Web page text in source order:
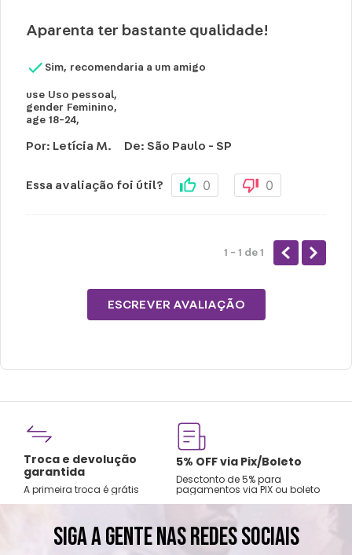
Não passar sobre a estampa
Não alvejar
Não centrifugar ou utilizar máquina
secadora
Temperatura máxima de lavagem de 30°C
Não limpar a seco.
Aparenta ter bastante qualidade!
Sim, recomendaria a um amigo
use Uso pessoal,
gender Feminino,
age 18-24,
Por: Letícia M. De: São Paulo - SP
Essa avaliação foi útil? 0 0
1 - 1 de 1
ESCREVER AVALIAÇÃO
Troca e devolução
garantida
A primeira troca é grátis
5% OFF via Pix/Boleto
Desctonto de 5% para
pagamentos via PIX ou boleto
SIGA A GENTE NAS REDES SOCIAIS